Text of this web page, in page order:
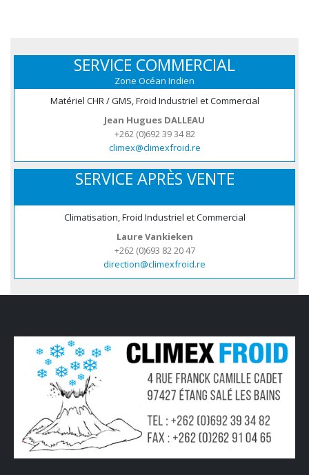
SERVICE COMMERCIAL
Zone Océan Indien
Matériel CHR / GMS, Froid Industriel et Commercial
Jean Hugues DALLEAU
+262 (0)692 39 34 82
climex@climexfroid.re
SERVICE APRÈS VENTE
Climatisation, Froid Industriel et Commercial
Laure Vankieken
+262 (0)693 82 20 47
direction@climexfroid.re